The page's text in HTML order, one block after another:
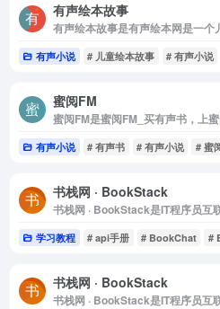
有声绘本故事
有声小说 # 儿童绘本故事 # 有声小说
蜜阅FM
有声小说 # 有声书 # 有声小说 # 蜜
书栈网 · BookStack
书栈网 · BookStack是IT程序员互
学习教程 # api手册 # BookChat #
书栈网 · BookStack
书栈网 · BookStack是IT程序员互